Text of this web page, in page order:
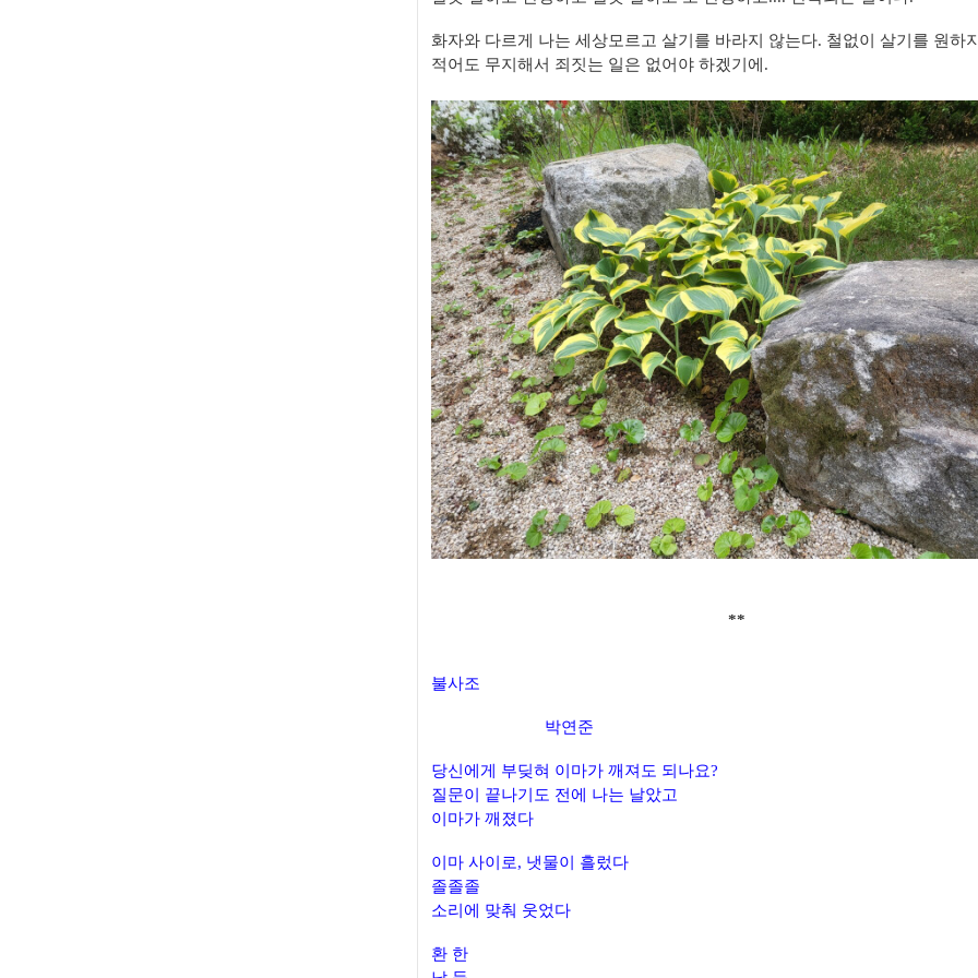
화자와 다르게 나는 세상모르고 살기를 바라지 않는다. 철없이 살기를 원하
적어도 무지해서 죄짓는 일은 없어야 하겠기에.
**
불사조
박연준
당신에게 부딪혀 이마가 깨져도 되나요?
질문이 끝나기도 전에 나는 날았고
이마가 깨졌다
​이마 사이로, 냇물이 흘렀다
​졸졸졸
소리에 맞춰 웃었다
​환 한